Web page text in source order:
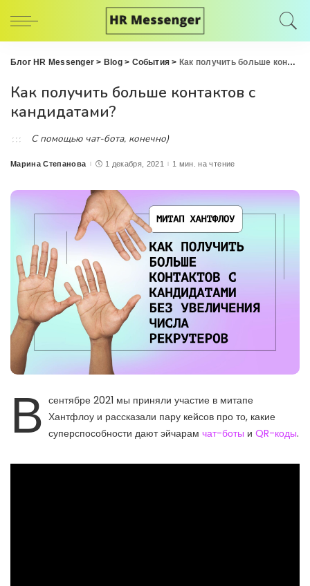
Блог HR Messenger > Blog> События > Как получить больше контактов с кандидатами?
Как получить больше контактов с
кандидатами?
С помощью чат-бота, конечно)
Posted
Марина Степанова 1 декабря, 2021 1 мин. на чтение
В сентябре 2021 мы приняли участие в митапе
Хантфлоу и рассказали пару кейсов про то, какие
суперспособности дают эйчарамчат-боты иQR-коды.